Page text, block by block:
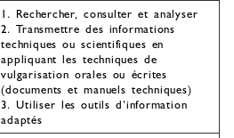
1. Rechercher, consulter et analyser
2. Transmettre des informations
techniques ou scientifiques en
appliquant les techniques de
vulgarisation orales ou écrites
(documents et manuels techniques)
3. Utiliser les outils d’information
adaptés